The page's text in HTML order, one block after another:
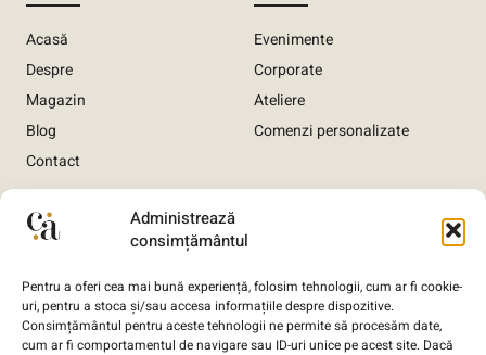
Administrează
consimțământul
Pentru a oferi cea mai bună experiență, folosim tehnologii, cum ar fi cookie-
uri, pentru a stoca și/sau accesa informațiile despre dispozitive.
Consimțământul pentru aceste tehnologii ne permite să procesăm date,
cum ar fi comportamentul de navigare sau ID-uri unice pe acest site. Dacă
Acasă
Despre
Magazin
Blog
Contact
Evenimente
Corporate
Ateliere
Comenzi personalizate
Politica de confidențialitate
Politica de livrare comandă